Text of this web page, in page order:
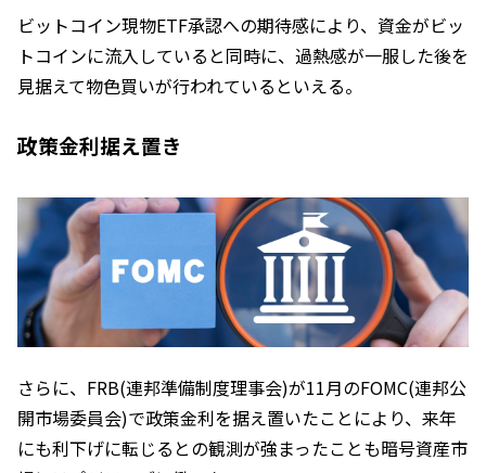
ビットコイン現物ETF承認への期待感により、資金がビッ
トコインに流入していると同時に、過熱感が一服した後を
見据えて物色買いが行われているといえる。
政策金利据え置き
さらに、FRB(連邦準備制度理事会)が11月のFOMC(連邦公
開市場委員会)で政策金利を据え置いたことにより、来年
にも利下げに転じるとの観測が強まったことも暗号資産市